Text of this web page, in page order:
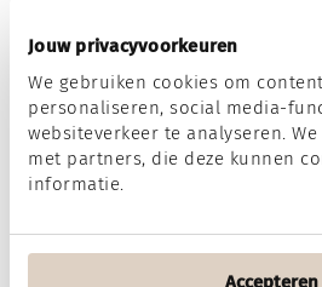
Jouw privacyvoorkeuren
We gebruiken cookies om
personaliseren, social media-
websiteverkeer te analyseren.
met partners, die deze kunnen
informatie.
Accepteren
Norah op social media